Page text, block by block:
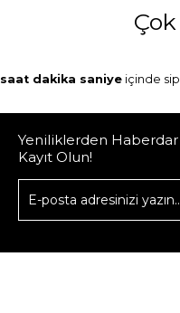
saat dakika saniye içinde
Yeniliklerden
Kayıt Olun!